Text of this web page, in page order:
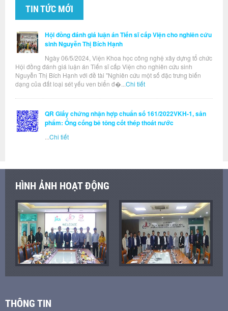
TIN TỨC MỚI
Hội đồng đánh giá luận án Tiến sĩ cấp Viện cho nghiên cứu
sinh Nguyễn Thị Bích Hạnh
Ngày 06/5/2024, Viện Khoa học công nghệ xây dựng tổ chức
Hội đồng đánh giá luận án Tiến sĩ cấp Viện cho nghiên cứu sinh
Nguyễn Thị Bích Hạnh với đề tài "Nghiên cứu một số đặc trưng biến
dạng của đất loại sét yếu ven biển đ�... Chi tiết
QR Giấy chứng nhận hợp chuẩn số 161/2022VKH-1, sản
phẩm: Ống cống bê tông cốt thép thoát nước
Chi tiết
HÌNH ẢNH HOẠT ĐỘNG
THÔNG TIN